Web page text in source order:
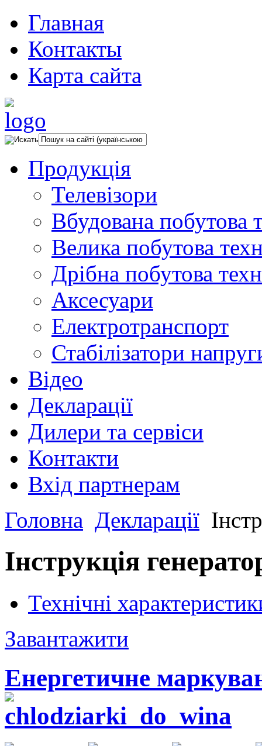
Главная
Контакты
Карта сайта
Продукція
Телевізори
Вбудована побутова
Велика побутова
Дрібна побутова
Аксесуари
Електротранспорт
Стабілізатори
Відео
Декларації
Дилери та сервіси
Контакти
Вхід партнерам
Головна Декларації
Інструкція
Технічні
Завантажити
Енергетичне